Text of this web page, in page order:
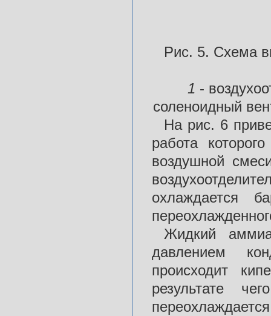
Рис. 5. Схема
1 -
соленоидный
На рис. 6
работа
воздушной
охлаждается
Жидкий
давлением
происходит
результате